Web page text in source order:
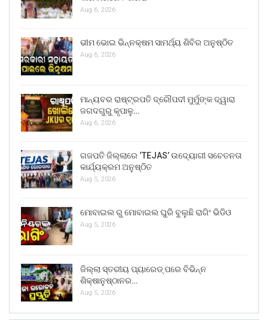
Aug 6, 2026
ଭୀମ ଭୋଇ ଭିନ୍ନକ୍ଷମ ସାମର୍ଥ୍ୟ ଶିବିର ଅନୁଷ୍ଠିତ
Aug 6, 2026
ମାନ୍ୟବର ରାଷ୍ଟ୍ରପତି ଦ୍ରୌପଦୀ ମୁର୍ମୁଙ୍କ ଦ୍ୱାରା
ଜଗଦଗୁରୁ କୃପାଳୁ…
Aug 6, 2026
ଗଜପତି ଜିଲ୍ଲାରେ ‘TEJAS’ ଉଦ୍ୟୋଗୀ ସଚେତନତା
କାର୍ଯ୍ୟକ୍ରମ ଅନୁଷ୍ଠିତ
Aug 5, 2026
ମୋବାଇଲ ରୁ ମୋବାଇଲ ଘୁରି ବୁଲୁଛି ରାଗିଂ ଭିଡିଓ
Aug 5, 2026
ଜିଲ୍ଲା ସ୍ତରୀୟ ପ୍ୟାରେଡ୍ ପରେ ବିଭିନ୍ନ
ଶିକ୍ଷାନୁଷ୍ଠାନର…
Aug 5, 2026